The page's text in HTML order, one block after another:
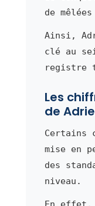
de
Ainsi,
clé au
registre
Les
de
Certains
mise en
des
niveau.